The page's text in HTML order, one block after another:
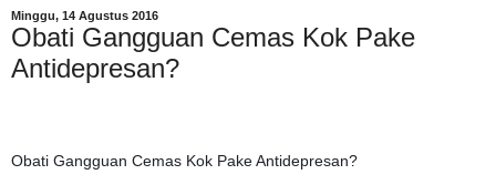
Minggu, 14 Agustus 2016
Obati Gangguan Cemas Kok Pake
Antidepresan?
Obati Gangguan Cemas Kok Pake Antidepresan?